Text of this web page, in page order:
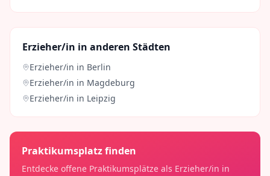
Erzieher/in in anderen Städten
Erzieher/in in Berlin
Erzieher/in in Magdeburg
Erzieher/in in Leipzig
Praktikumsplatz finden
Entdecke offene Praktikumsplätze als Erzieher/in in